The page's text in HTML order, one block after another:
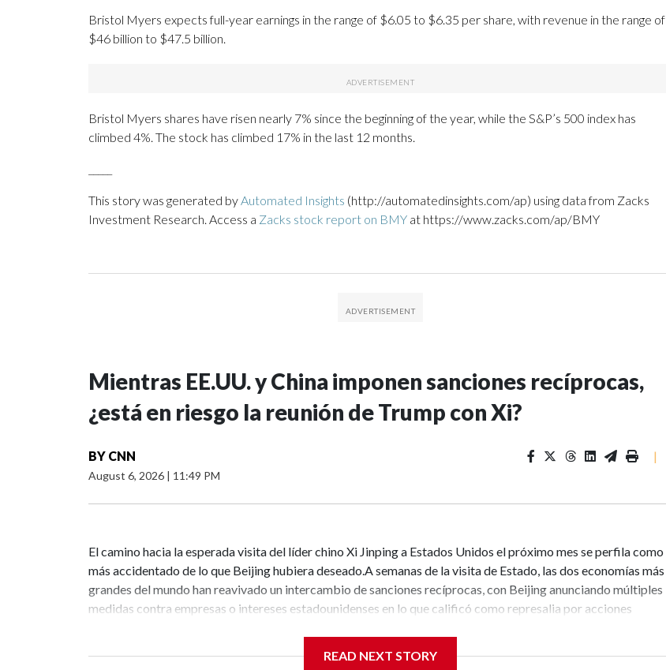
Bristol Myers expects full-year earnings in the range of $6.05 to $6.35 per share, with revenue in the range of
$46 billion to $47.5 billion.
Bristol Myers shares have risen nearly 7% since the beginning of the year, while the S&P’s 500 index has
climbed 4%. The stock has climbed 17% in the last 12 months.
This story was generated byAutomated Insights (http://automatedinsights.com/ap) using data from Zacks
Investment Research. Access a Zacks stock report on BMY at https://www.zacks.com/ap/BMY
Mientras EE.UU. y China imponen sanciones recíprocas,
¿está en riesgo la reunión de Trump con Xi?
BY CNN
August 6, 2026 | 11:49 PM
|
El camino hacia la esperada visita del líder chino Xi Jinping a Estados Unidos el próximo mes se perfila como
más accidentado de lo que Beijing hubiera deseado.A semanas de la visita de Estado, las dos economías más
grandes del mundo han reavivado un intercambio de sanciones recíprocas, con Beijing anunciando múltiples
medidas contra empresas o intereses estadounidenses en lo que calificó como represalia por acciones
incluido a más de 40 empresas chinas en una lista de entidades por presuntas violaciones de derechos
READ NEXT STORY